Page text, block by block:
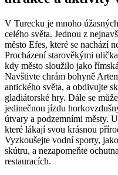
V Turecku je mnoho
celého světa. Jednou z
město Efes, které se nachází
Procházení starověkými
kdy město sloužilo jako
Navštivte chrám bohyně
antického světa, a obdivujte
gladiátorské hry. Dále se
jedinečnou jízdu
útvary a podzemními městy.
které lákají svou krásnou
Vyzkoušejte vodní sporty,
skútru, a nezapomeňte
restauracích.